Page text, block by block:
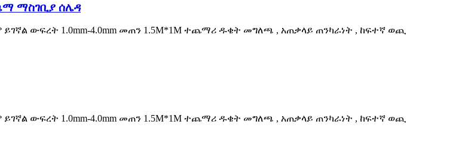
ማስገቢያ ሰሌዳ
ውፍረት 1.0mm-4.0mm መጠን 1.5M*1M ተጨማሪ ዱቄት መግለጫ , አጠቃላይ ጠንካራነት , ከፍተኛ ወጪ
ውፍረት 1.0mm-4.0mm መጠን 1.5M*1M ተጨማሪ ዱቄት መግለጫ , አጠቃላይ ጠንካራነት , ከፍተኛ ወጪ